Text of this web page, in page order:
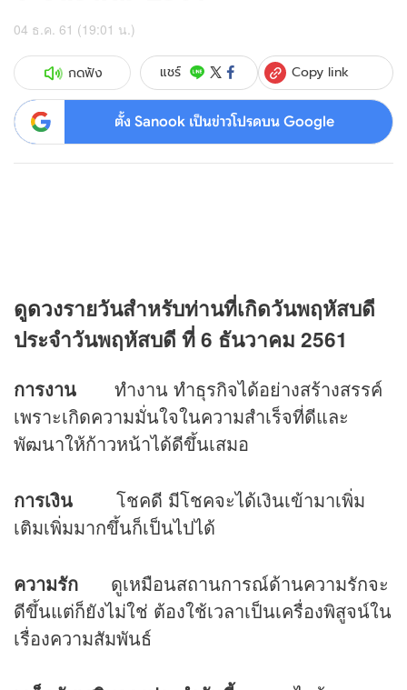
04 ธ.ค. 61 (19:01 น.)
กดฟัง แชร์ Copy link
ตั้ง Sanook เป็นข่าวโปรดบน Google
ดูดวงรายวันสำหรับท่านที่เกิดวันพฤหัสบดี
ประจำวันพฤหัสบดี ที่ 6 ธันวาคม 2561
การงาน ทำงาน ทำธุรกิจได้อย่างสร้างสรรค์
เพราะเกิดความมั่นใจในความสำเร็จที่ดีและ
พัฒนาให้ก้าวหน้าได้ดีขึ้นเสมอ
การเงิน โชคดี มีโชคจะได้เงินเข้ามาเพิ่ม
เติมเพิ่มมากขึ้นก็เป็นไปได้
ความรัก ดูเหมือนสถานการณ์ด้านความรักจะ
ดีขึ้นแต่ก็ยังไม่ใช่ ต้องใช้เวลาเป็นเครื่องพิสูจน์ใน
เรื่องความสัมพันธ์